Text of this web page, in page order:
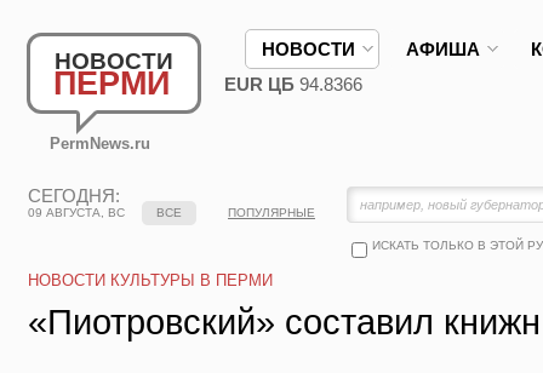
НОВОСТИ
ПЕРМИ
PermNews.ru
НОВОСТИ АФИША
EUR ЦБ 94.8366
СЕГОДНЯ:
09 АВГУСТА, ВС
ИСКАТЬ ТОЛЬКО В ЭТОЙ
ВСЕ ПОПУЛЯРНЫЕ
НОВОСТИ КУЛЬТУРЫ В ПЕРМИ
«Пиотровский» составил